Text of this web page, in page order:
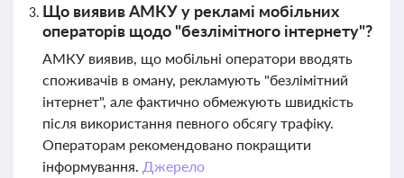
Що виявив АМКУ у рекламі мобільних
операторів щодо "безлімітного інтернету"?
АМКУ виявив, що мобільні оператори вводять
споживачів в оману, рекламують "безлімітний
інтернет", але фактично обмежують швидкість
після використання певного обсягу трафіку.
Операторам рекомендовано покращити
інформування. Джерело